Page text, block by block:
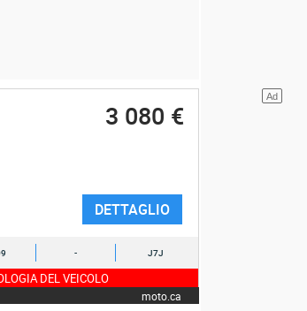
3 080 €
DETTAGLIO
- J7J
DEL VEICOLO
moto.ca